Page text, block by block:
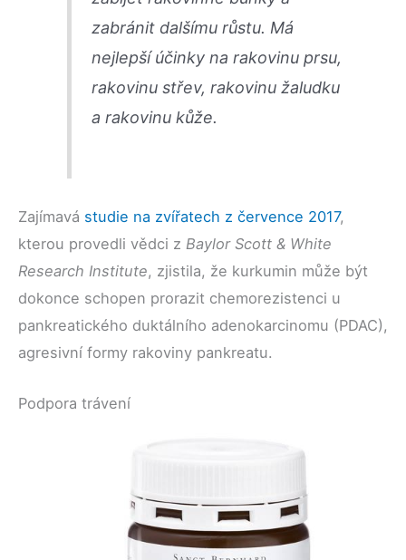
zabránit dalšímu růstu. Má
nejlepší účinky na rakovinu prsu,
rakovinu střev, rakovinu žaludku
a rakovinu kůže.
Zajímavá studie na zvířatech z července 2017,
kterou provedli vědci z Baylor Scott & White
Research Institute, zjistila, že kurkumin může být
dokonce schopen prorazit chemorezistenci u
pankreatického duktálního adenokarcinomu (PDAC),
agresivní formy rakoviny pankreatu.
Podpora trávení